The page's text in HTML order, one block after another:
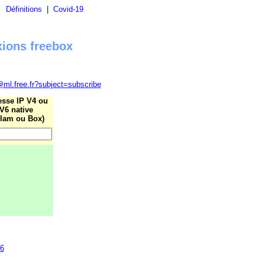
Définitions Covid-19
freebox
IP V4 ou
V6 native
ou Box)